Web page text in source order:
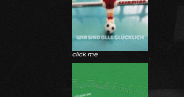
click me